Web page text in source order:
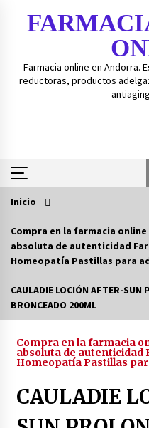
Farmacia online en Andorra.
reductoras, productos
Tendencia ahora
Isd-
Enjuague
4 años
Inicio
Compra en la farmacia
absoluta de autenticidad
Homeopatía Pastillas para
CAULADIE LOCIÓN AFTER-SUN
BRONCEADO 200ML
Compra en la farmacia
absoluta de autenticidad
Homeopatía Pastillas
CAULADIE